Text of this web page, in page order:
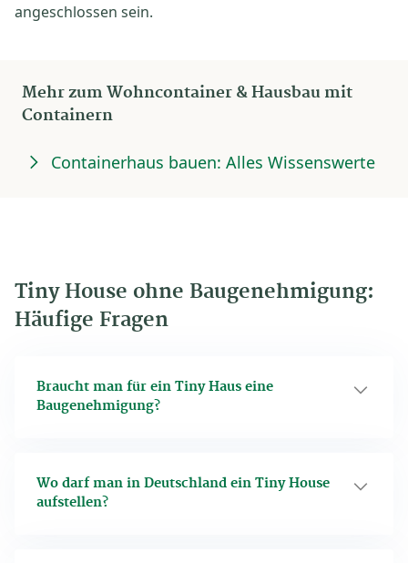
angeschlossen sein.
Mehr zum Wohncontainer & Hausbau mit
Containern
Containerhaus bauen: Alles Wissenswerte
Tiny House ohne Baugenehmigung:
Häufige Fragen
Braucht man für ein Tiny Haus eine
Baugenehmigung?
Wo darf man in Deutschland ein Tiny House
aufstellen?